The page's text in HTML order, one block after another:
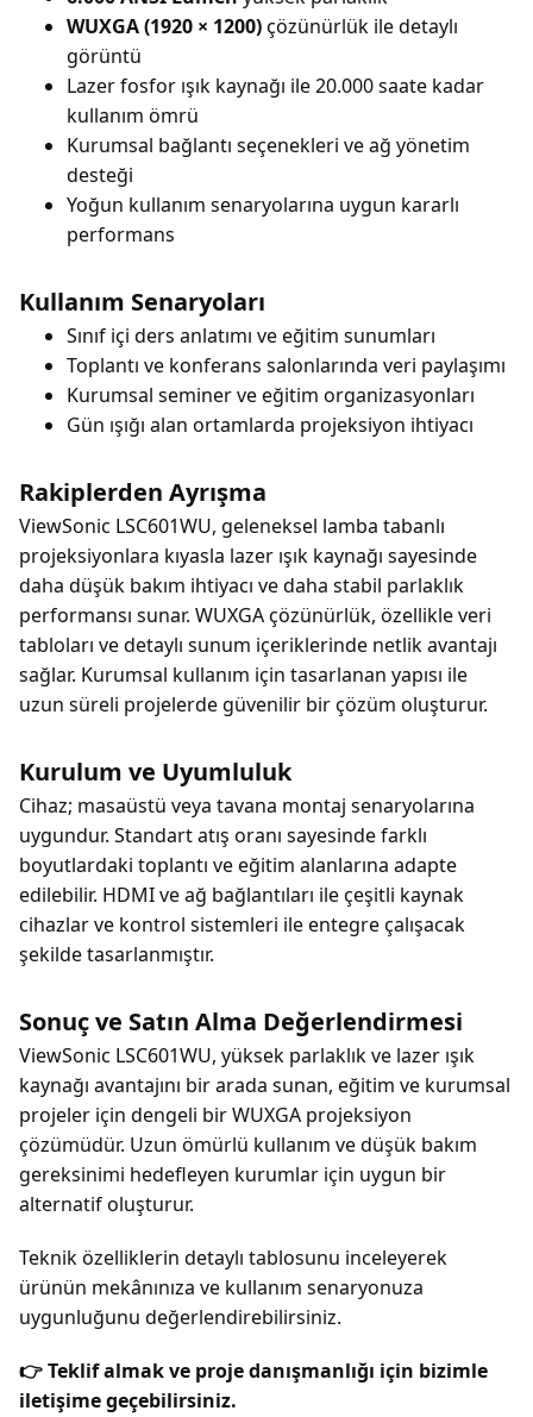
WUXGA (1920 × 1200)çözünürlük ile detaylı
görüntü
Lazer fosfor ışık kaynağı ile 20.000 saate kadar
kullanım ömrü
Kurumsal bağlantı seçenekleri ve ağ yönetim
desteği
Yoğun kullanım senaryolarına uygun kararlı
performans
Kullanım Senaryoları
Sınıf içi ders anlatımı ve eğitim sunumları
Toplantı ve konferans salonlarında veri paylaşımı
Kurumsal seminer ve eğitim organizasyonları
Gün ışığı alan ortamlarda projeksiyon ihtiyacı
Rakiplerden Ayrışma
ViewSonic LSC601WU, geleneksel lamba tabanlı
projeksiyonlara kıyasla lazer ışık kaynağı sayesinde
daha düşük bakım ihtiyacı ve daha stabil parlaklık
performansı sunar. WUXGA çözünürlük, özellikle veri
tabloları ve detaylı sunum içeriklerinde netlik avantajı
sağlar. Kurumsal kullanım için tasarlanan yapısı ile
uzun süreli projelerde güvenilir bir çözüm oluşturur.
Kurulum ve Uyumluluk
Cihaz; masaüstü veya tavana montaj senaryolarına
uygundur. Standart atış oranı sayesinde farklı
boyutlardaki toplantı ve eğitim alanlarına adapte
edilebilir. HDMI ve ağ bağlantıları ile çeşitli kaynak
cihazlar ve kontrol sistemleri ile entegre çalışacak
şekilde tasarlanmıştır.
Sonuç ve Satın Alma Değerlendirmesi
ViewSonic LSC601WU, yüksek parlaklık ve lazer ışık
kaynağı avantajını bir arada sunan, eğitim ve kurumsal
projeler için dengeli bir WUXGA projeksiyon
çözümüdür. Uzun ömürlü kullanım ve düşük bakım
gereksinimi hedefleyen kurumlar için uygun bir
alternatif oluşturur.
Teknik özelliklerin detaylı tablosunu inceleyerek
ürünün mekânınıza ve kullanım senaryonuza
uygunluğunu değerlendirebilirsiniz.
👉 Teklif almak ve proje danışmanlığı için bizimle
iletişime geçebilirsiniz.